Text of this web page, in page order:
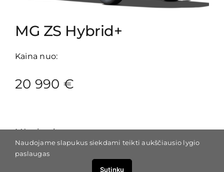
MG ZS Hybrid+
Kaina nuo:
20 990 €
Mėn. įmoka:
175 €
Naudojame slapukus siekdami teikti aukščiausio lygio
paslaugas
Sutinku